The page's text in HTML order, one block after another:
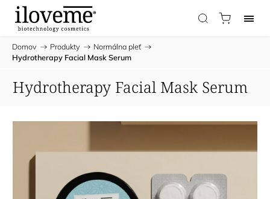
Domov / Produkty / Normálna pleť /
Hydrotherapy Facial Mask Serum
Hydrotherapy Facial Mask Serum